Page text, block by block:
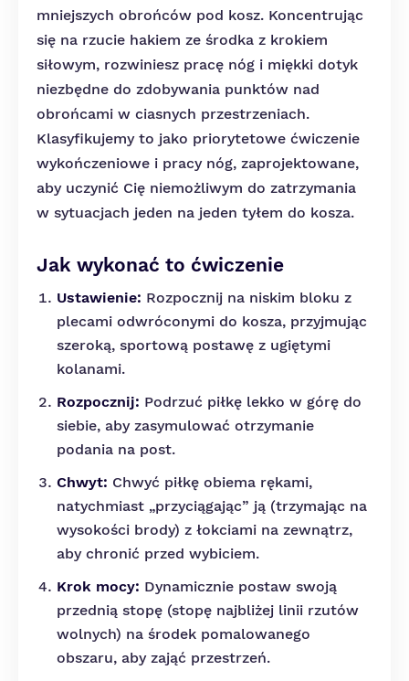
mniejszych obrońców pod kosz. Koncentrując
się na rzucie hakiem ze środka z krokiem
siłowym, rozwiniesz pracę nóg i miękki dotyk
niezbędne do zdobywania punktów nad
obrońcami w ciasnych przestrzeniach.
Klasyfikujemy to jako priorytetowe ćwiczenie
wykończeniowe i pracy nóg, zaprojektowane,
aby uczynić Cię niemożliwym do zatrzymania
w sytuacjach jeden na jeden tyłem do kosza.
Jak wykonać to ćwiczenie
Ustawienie: Rozpocznij na niskim bloku z
plecami odwróconymi do kosza, przyjmując
szeroką, sportową postawę z ugiętymi
kolanami.
Rozpocznij: Podrzuć piłkę lekko w górę do
siebie, aby zasymulować otrzymanie
podania na post.
Chwyt: Chwyć piłkę obiema rękami,
natychmiast „przyciągając” ją (trzymając na
wysokości brody) z łokciami na zewnątrz,
aby chronić przed wybiciem.
Krok mocy: Dynamicznie postaw swoją
przednią stopę (stopę najbliżej linii rzutów
wolnych) na środek pomalowanego
obszaru, aby zająć przestrzeń.